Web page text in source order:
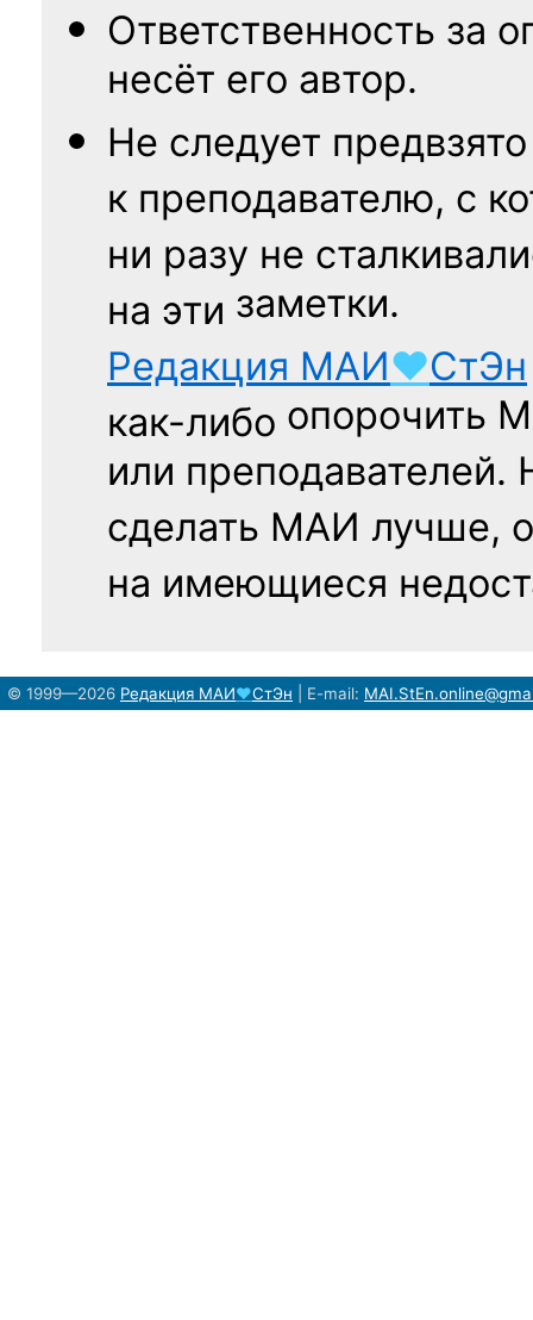
Ответственность за
несёт его автор.
Не следует
к преподавателю, с
ни разу не
на эти заметки.
Редакция МАИ♥СтЭн
как-либо опорочить
или
сделать МАИ лучше,
на имеющиеся
© 1999—2026 Редакция МАИ♥СтЭн E-mail: